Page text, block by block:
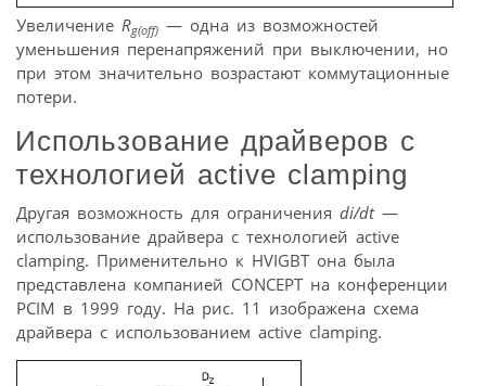
Увеличение Rg(off) — одна из возможностей
уменьшения перенапряжений при выключении, но
при этом значительно возрастают коммутационные
потери.
Использование драйверов с
технологией active clamping
Другая возможность для ограничения di/dt—
использование драйвера с технологией active
clamping. Применительно к HVIGBT она была
представлена компанией CONCEPT на конференции
PCIM в 1999 году. На рис. 11 изображена схема
драйвера с использованием active clamping.